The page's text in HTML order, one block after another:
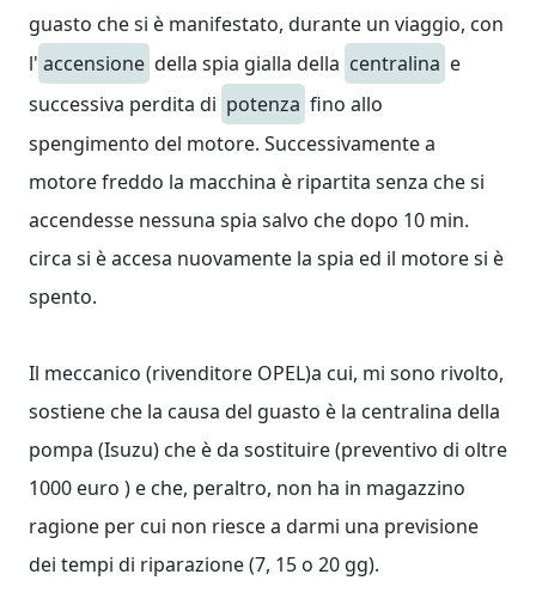
guasto che si è manifestato, durante un viaggio, con
l' accensione della spia gialla della centralina e
successiva perdita di potenza fino allo
spengimento del motore. Successivamente a
motore freddo la macchina è ripartita senza che si
accendesse nessuna spia salvo che dopo 10 min.
circa si è accesa nuovamente la spia ed il motore si è
spento.
Il meccanico (rivenditore OPEL)a cui, mi sono rivolto,
sostiene che la causa del guasto è la centralina della
pompa (Isuzu) che è da sostituire (preventivo di oltre
1000 euro ) e che, peraltro, non ha in magazzino
ragione per cui non riesce a darmi una previsione
dei tempi di riparazione (7, 15 o 20 gg).